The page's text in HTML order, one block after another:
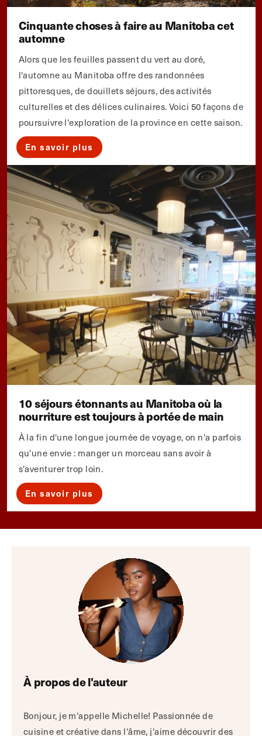
Cinquante choses à faire au Manitoba cet
automne
Alors que les feuilles passent du vert au doré,
l'automne au Manitoba offre des randonnées
pittoresques, de douillets séjours, des activités
culturelles et des délices culinaires. Voici 50 façons de
poursuivre l'exploration de la province en cette saison.
En savoir plus
10 séjours étonnants au Manitoba où la
nourriture est toujours à portée de main
À la fin d'une longue journée de voyage, on n'a parfois
qu'une envie : manger un morceau sans avoir à
s'aventurer trop loin.
En savoir plus
À propos de l'auteur
Bonjour, je m'appelle Michelle! Passionnée de
cuisine et créative dans l'âme, j'aime découvrir des